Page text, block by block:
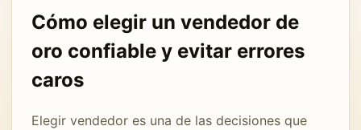
Cómo elegir un vendedor de
oro confiable y evitar errores
caros
Elegir vendedor es una de las decisiones que